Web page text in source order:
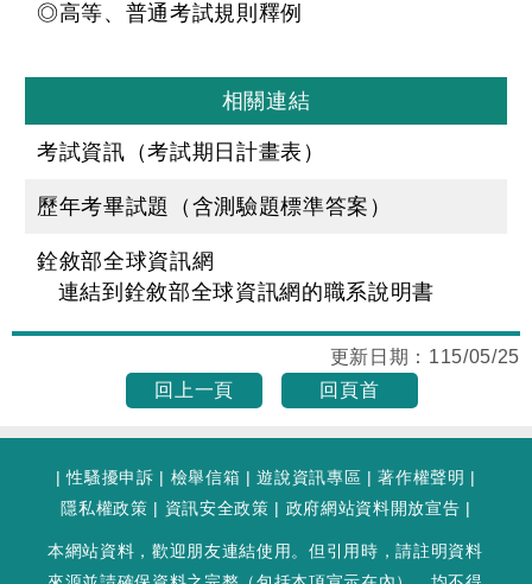
◎高等、普通考試規則釋例
相關連結
考試資訊（考試期日計畫表）
歷年考畢試題（含測驗題標準答案）
銓敘部全球資訊網
連結到銓敘部全球資訊網的職系說明書
更新日期： 115/05/25
回上一頁
回頁首
|性騷擾申訴 | 檢舉信箱 |遊說資訊專區 |著作權聲明 |
隱私權政策 | 資訊安全政策 | 政府網站資料開放宣告 |
本網站資料，歡迎朋友連結使用。但引用時，請註明資料